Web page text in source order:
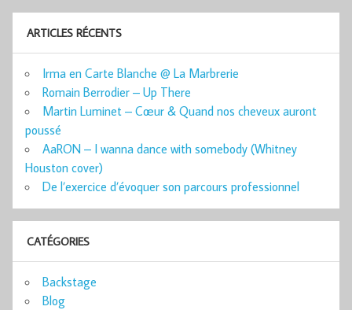
ARTICLES RÉCENTS
Irma en Carte Blanche @ La Marbrerie
Romain Berrodier – Up There
Martin Luminet – Cœur & Quand nos cheveux auront
poussé
AaRON – I wanna dance with somebody (Whitney
Houston cover)
De l’exercice d’évoquer son parcours professionnel
CATÉGORIES
Backstage
Blog